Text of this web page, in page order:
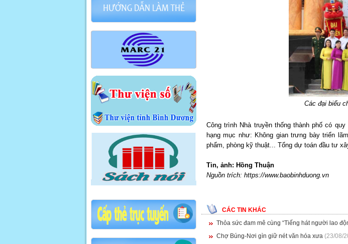
Các đại biểu
Công trình Nhà truyền thống thành phố có
hạng mục như: Không gian trưng bày triển
phẩm, phòng kỹ thuật... Tổng dự toán đầu tư
Tin, ảnh: Hồng Thuận
Nguồn trích: https://www.baobinhduong.vn
CÁC TIN KHÁC
Thỏa sức đam mê cùng “Tiếng hát người lao
Chợ Búng-Nơi gìn giữ nét văn hóa xưa (23/08/